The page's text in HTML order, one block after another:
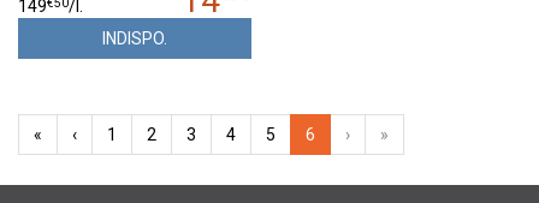
149€50/l.
INDISPO.
« ‹ 1 2 3 4 5 6 › »